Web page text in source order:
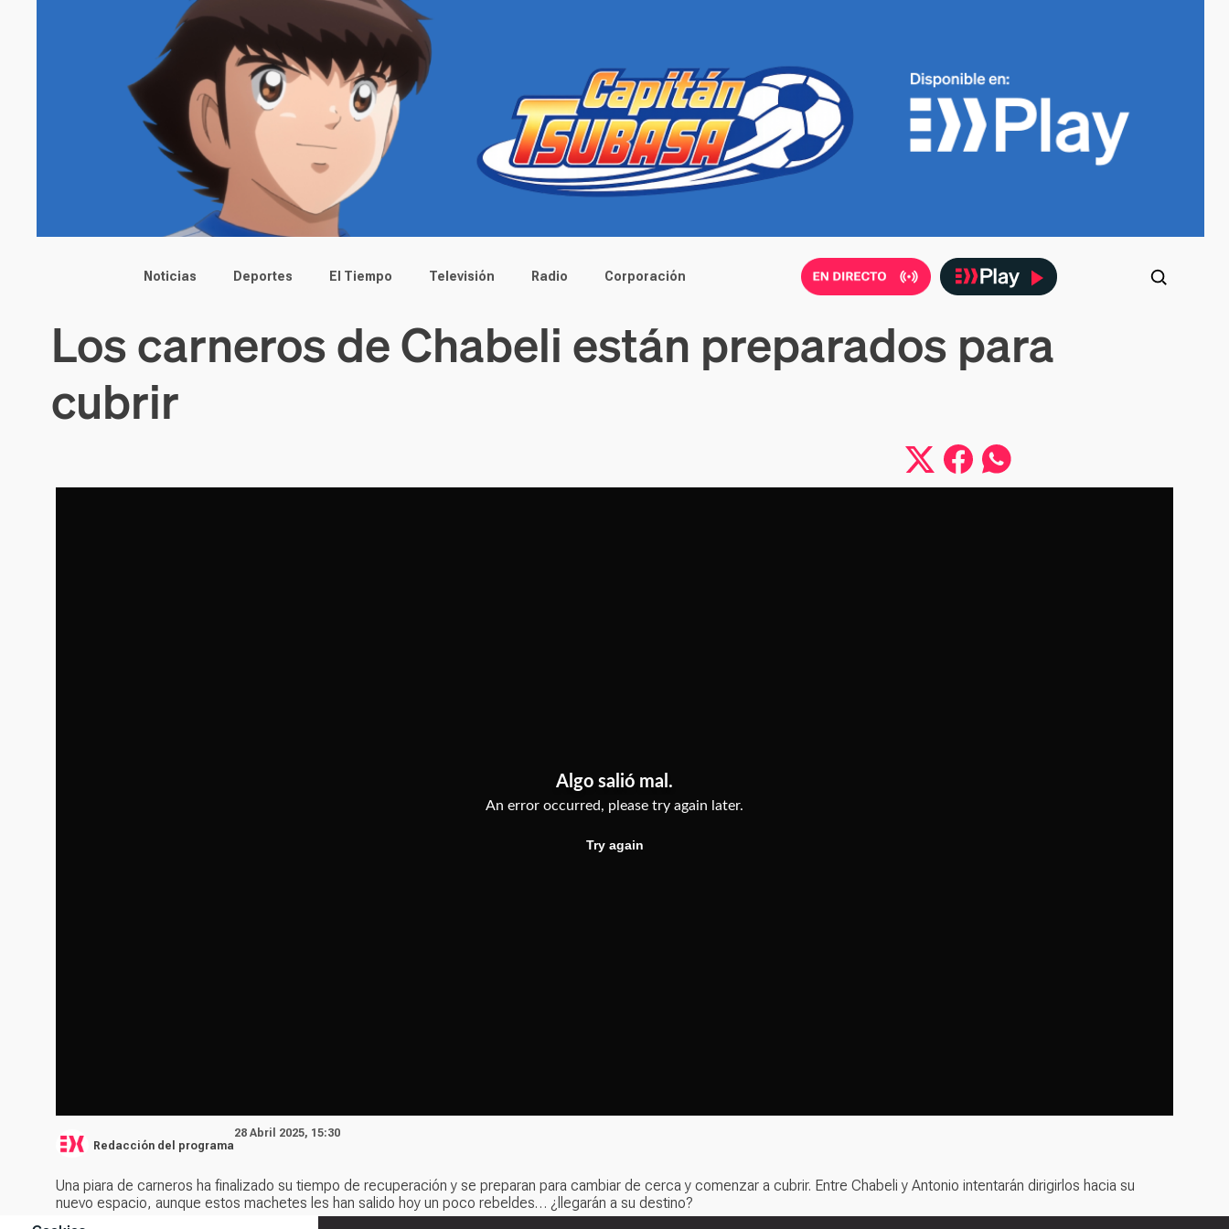
Main menu
Noticias Deportes El Tiempo Televisión Radio Corporación
Los carneros de Chabeli están preparados para
cubrir
Redacción del programa
28 Abril 2025, 15:30
Una piara de carneros ha finalizado su tiempo de recuperación y se preparan para cambiar de cerca y comenzar a cubrir. Entre Chabeli y Antonio intentarán dirigirlos hacia su
nuevo espacio, aunque estos machetes les han salido hoy un poco rebeldes… ¿llegarán a su destino?